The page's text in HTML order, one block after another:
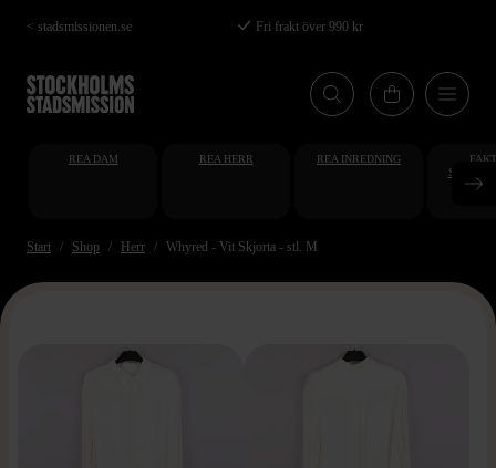
Hoppa
till
huvudinnehåll
< stadsmissionen.se Fri frakt över 990 kr
REA DAM REA HERR REA INREDNING
Start Shop Herr Whyred - Vit Skjorta - stl. M